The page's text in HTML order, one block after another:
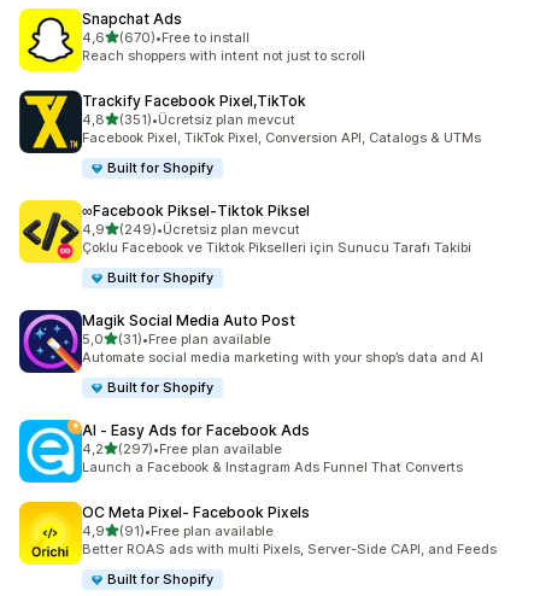
Snapchat Ads
4,65 yıldız üzerinden
(670)
toplam 670 değerlendirme
•Free to install
Reach shoppers with intent not just to scroll
Trackify Facebook Pixel,TikTok
4,85 yıldız üzerinden
(351)
toplam 351 değerlendirme
•Ücretsiz plan mevcut
Facebook Pixel, TikTok Pixel, Conversion API, Catalogs & UTMs
Built for Shopify
∞Facebook Piksel‑Tiktok Piksel
4,95 yıldız üzerinden
(249)
toplam 249 değerlendirme
•Ücretsiz plan mevcut
Çoklu Facebook ve Tiktok Pikselleri için Sunucu Tarafı Takibi
Built for Shopify
Magik Social Media Auto Post
5,05 yıldız üzerinden
(31)
toplam 31 değerlendirme
•Free plan available
Automate social media marketing with your shop’s data and AI
Built for Shopify
AI ‑ Easy Ads for Facebook Ads
4,25 yıldız üzerinden
(297)
toplam 297 değerlendirme
•Free plan available
Launch a Facebook & Instagram Ads Funnel That Converts
OC Meta Pixel‑ Facebook Pixels
4,95 yıldız üzerinden
(91)
toplam 91 değerlendirme
•Free plan available
Better ROAS ads with multi Pixels, Server-Side CAPI, and Feeds
Built for Shopify